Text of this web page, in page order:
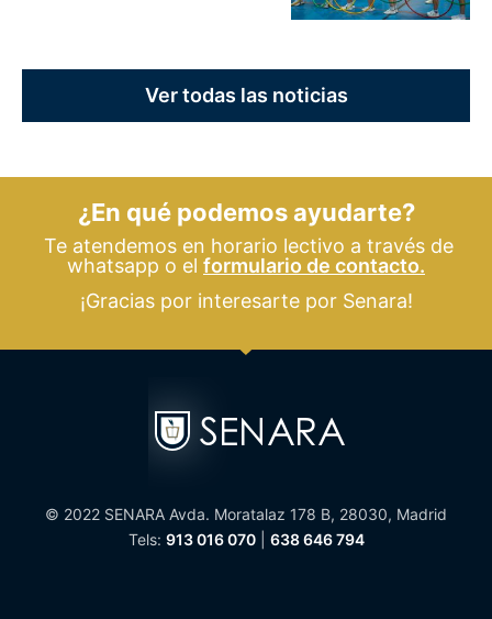
Ver todas las noticias
¿En qué podemos ayudarte?
Te atendemos en horario lectivo a través de
whatsapp o el formulario de contacto.
¡Gracias por interesarte por Senara!
© 2022 SENARA Avda. Moratalaz 178 B, 28030, Madrid
Tels: 913 016 070| 638 646 794